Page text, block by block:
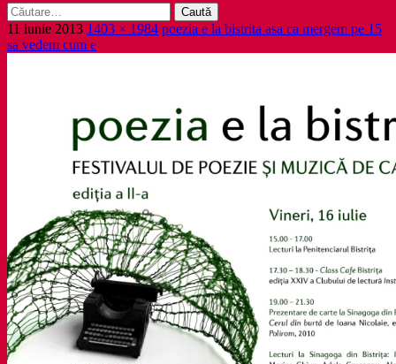
Caută
după:
11 iunie 2013 1403 × 1984 poezia e la bistrita asa ca mergem pe 15
sa vedem cum e